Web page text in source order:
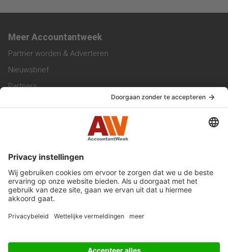
Meer Accountantweek
Partner worden & Adverteren
Nieuwsbrief
Partners
Werken bij ons
Privacy Statement
Algemene Voorwaarden
Privacyinstellingen